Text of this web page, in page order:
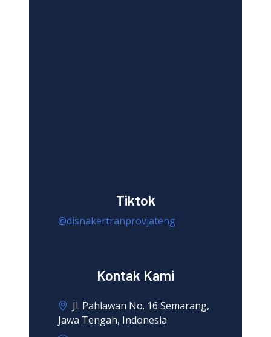
Tiktok
@disnakertranprovjateng
Kontak Kami
Jl. Pahlawan No. 16 Semarang,
Jawa Tengah, Indonesia